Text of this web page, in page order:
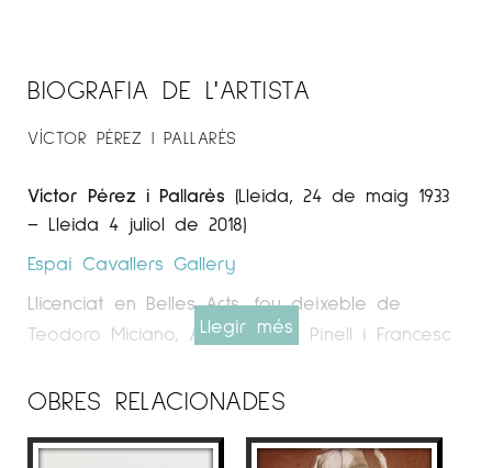
BIOGRAFIA DE L'ARTISTA
VÍCTOR PÉREZ I PALLARÈS
Víctor Pérez i Pallarès (Lleida, 24 de maig 1933
– Lleida 4 juliol de 2018)
Espai Cavallers Gallery
Llicenciat en Belles Arts, fou deixeble de
Teodoro Miciano, Antoni Ollé i Pinell i Francesc
individuals i col·lectives de gravat i pintura.
civils i religiosos tant de Catalunya com de
Llegir més
OBRES RELACIONADES